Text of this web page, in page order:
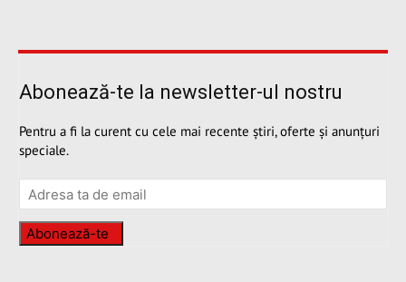
Abonează-te la newsletter-ul nostru
Pentru a fi la curent cu cele mai recente știri, oferte și anunțuri
speciale.
Abonează-te